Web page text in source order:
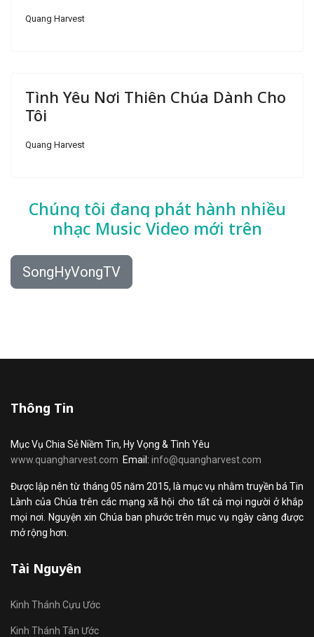
Quang Harvest
Tình Yêu Nơi Thiên Chúa Dành Cho
Tôi
Quang Harvest
Chúng tôi đang phát hành nhiều
nhạc Music Video mới trên
SongHyVongTV
Thông Tin
Mục Vụ Chia Sẻ Niềm Tin, Hy Vọng & Tình Yêu
www.quangharvest.com Email: info@quangharvest.com
Được lập nên từ tháng 05 năm 2015, là mục vụ nhằm truyền bá Tin
Lành của Chúa trên các mạng xã hội cho tất cả mọi người ở khắp
mọi nơi. Nguyện xin Chúa ban phước trên mục vụ ngày càng được
mở rộng hơn.
Tài Nguyên
Kinh Thánh Cựu Ước
Kinh Thánh Tân Ước